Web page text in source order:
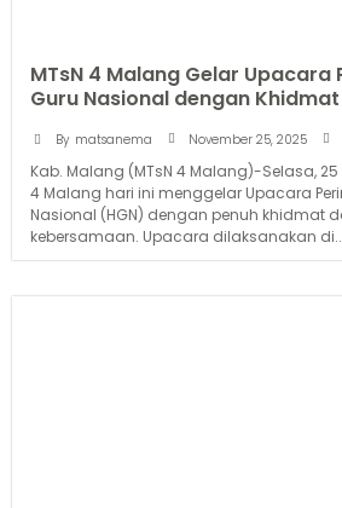
MTsN 4 Malang Gelar Upacara
Guru Nasional dengan Khidmat
By matsanema November 25, 2025
Kab. Malang (MTsN 4 Malang)-Selasa, 25
4 Malang hari ini menggelar Upacara
Nasional (HGN) dengan penuh khidmat
kebersamaan. Upacara dilaksanakan